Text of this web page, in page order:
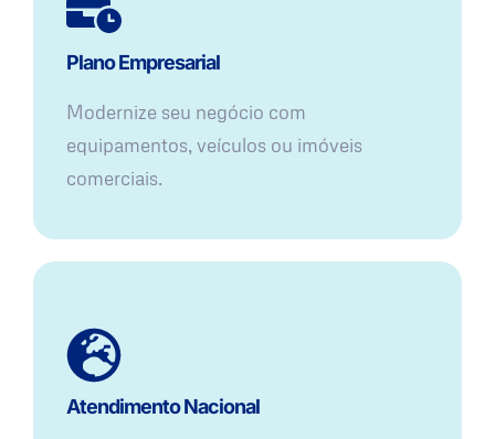
Plano Empresarial
Modernize seu negócio com
equipamentos, veículos ou imóveis
comerciais.
Atendimento Nacional